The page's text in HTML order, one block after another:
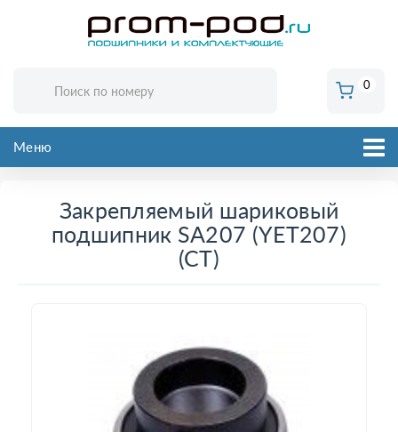
0
Меню
Закрепляемый шариковый
подшипник SA207 (YET207)
(CT)